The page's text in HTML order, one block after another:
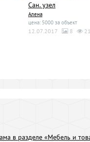
Сан. узел
Алена
цена: 5000 за объект
12.07.2017 8
в разделе «Мебель и